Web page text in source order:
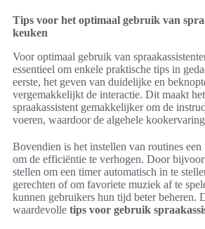
Tips voor het optimaal gebruik van
keuken
Voor optimaal gebruik van
essentieel om enkele praktische tips in
eerste, het geven van duidelijke en
vergemakkelijkt de interactie. Dit maakt
spraakassistent gemakkelijker om de
voeren, waardoor de algehele
Bovendien is het instellen van routines een
om de efficiëntie te verhogen. Door
stellen om een timer automatisch in te
gerechten of om favoriete muziek af te
kunnen gebruikers hun tijd beter beheren.
waardevolle tips voor gebruik